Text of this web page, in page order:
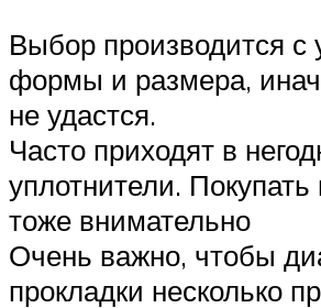
Выбор производится с
формы и размера,
не удастся.
Часто приходят в
уплотнители.
тоже внимательно
Очень важно, чтобы
прокладки несколько